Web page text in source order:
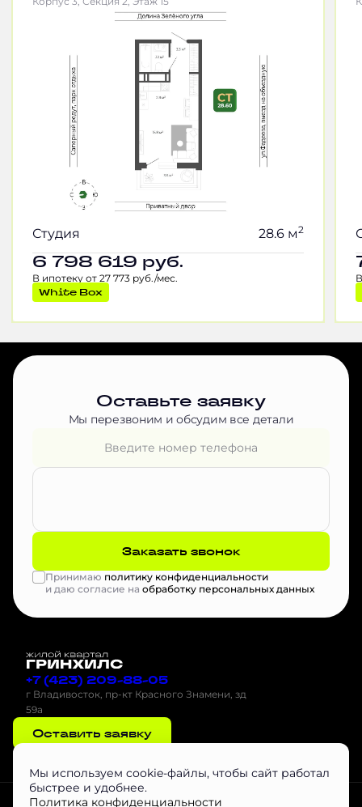
Студия 28.6 м2
6 798 619 руб.
В ипотеку от 27 773 руб./мес.
White Box
Оставьте заявку
Мы перезвоним и обсудим все детали
Заказать звонок
Принимаю политику конфиденциальности
и даю согласие на обработку персональных данных
+7 (423) 209-88-05
г Владивосток, пр-кт Красного Знамени, зд
59а
Оставить заявку
Проектная декларация на наш.дом.рф
Мы используем cookie-файлы, чтобы сайт работал
быстрее и удобнее.
Политика конфиденциальности